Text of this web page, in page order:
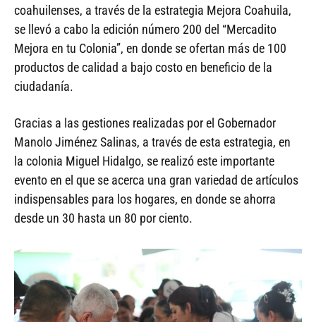
coahuilenses, a través de la estrategia Mejora Coahuila,
se llevó a cabo la edición número 200 del “Mercadito
Mejora en tu Colonia”, en donde se ofertan más de 100
productos de calidad a bajo costo en beneficio de la
ciudadanía.
Gracias a las gestiones realizadas por el Gobernador
Manolo Jiménez Salinas, a través de esta estrategia, en
la colonia Miguel Hidalgo, se realizó este importante
evento en el que se acerca una gran variedad de artículos
indispensables para los hogares, en donde se ahorra
desde un 30 hasta un 80 por ciento.